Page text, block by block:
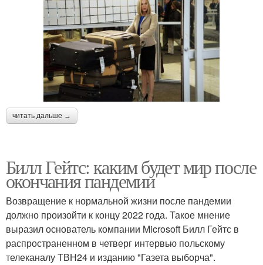
читать дальше →
Билл Гейтс: каким будет мир после
окончания пандемии
Возвращение к нормальной жизни после пандемии
должно произойти к концу 2022 года. Такое мнение
выразил основатель компании Microsoft Билл Гейтс в
распространенном в четверг интервью польскому
телеканалу ТВН24 и изданию "Газета выборча".